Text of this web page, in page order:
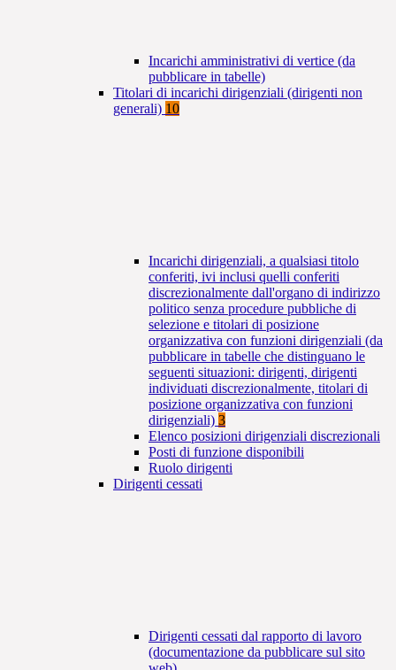
Incarichi amministrativi di vertice (da
pubblicare in tabelle)
Titolari di incarichi dirigenziali (dirigenti non
generali) 10
Incarichi dirigenziali, a qualsiasi titolo
conferiti, ivi inclusi quelli conferiti
discrezionalmente dall'organo di indirizzo
politico senza procedure pubbliche di
selezione e titolari di posizione
organizzativa con funzioni dirigenziali (da
pubblicare in tabelle che distinguano le
seguenti situazioni: dirigenti, dirigenti
individuati discrezionalmente, titolari di
posizione organizzativa con funzioni
dirigenziali) 3
Elenco posizioni dirigenziali discrezionali
Posti di funzione disponibili
Ruolo dirigenti
Dirigenti cessati
Dirigenti cessati dal rapporto di lavoro
(documentazione da pubblicare sul sito